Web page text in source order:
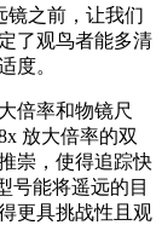
镜之前，让我们
了观鸟者能多清
度。
倍率和物镜尺
放大倍率的双
崇，使得追踪快
号能将遥远的目
更具挑战性且观